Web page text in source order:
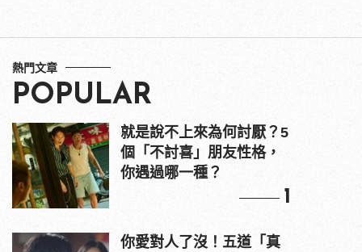
熱門文章
POPULAR
就是說不上來為何討厭？5
個「不討喜」朋友性格，
你遇過哪一種？
1
你愛對人了沒！五道「真